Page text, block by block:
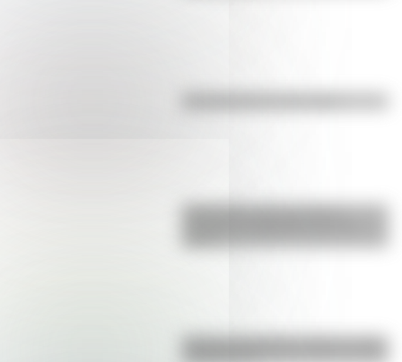
Efemérides: tres cosas que
Bandera de Bolivia: historia, origen